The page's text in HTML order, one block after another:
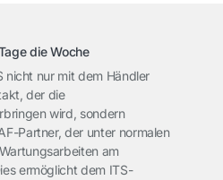
die Woche
nicht nur mit dem Händler
der die
wird, sondern
Partner, der unter normalen
am
ermöglicht dem ITS-